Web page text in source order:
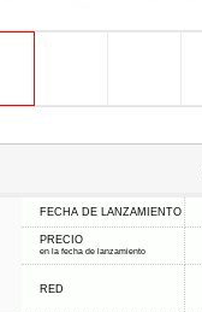
FECHA DE LANZAMIENTO
PRECIO
en la fecha de lanzamiento
RED